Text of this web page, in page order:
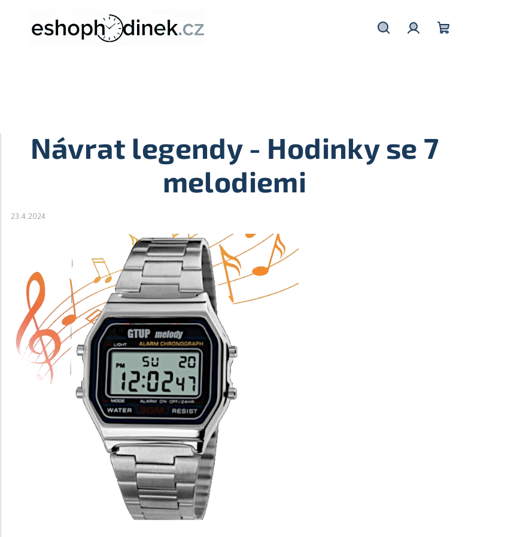
v ČR
Návrat legendy - Hodinky se 7
melodiemi
23.4.2024